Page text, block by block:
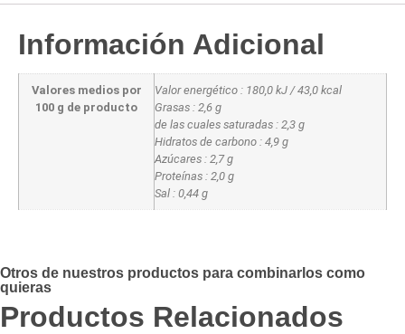
Información Adicional
Valores medios por
100 g de producto
Valor energético : 180,0 kJ / 43,0 kcal
Grasas : 2,6 g
de las cuales saturadas : 2,3 g
Hidratos de carbono : 4,9 g
Azúcares : 2,7 g
Proteínas : 2,0 g
Sal : 0,44 g
Otros de nuestros productos para combinarlos como
quieras
Productos Relacionados